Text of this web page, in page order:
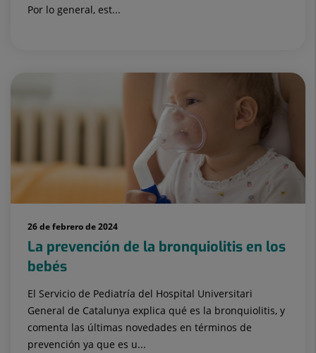
Por lo general, est...
26 de febrero de 2024
La prevención de la bronquiolitis en los
bebés
El Servicio de Pediatría del Hospital Universitari
General de Catalunya explica qué es la bronquiolitis, y
comenta las últimas novedades en términos de
prevención ya que es u...